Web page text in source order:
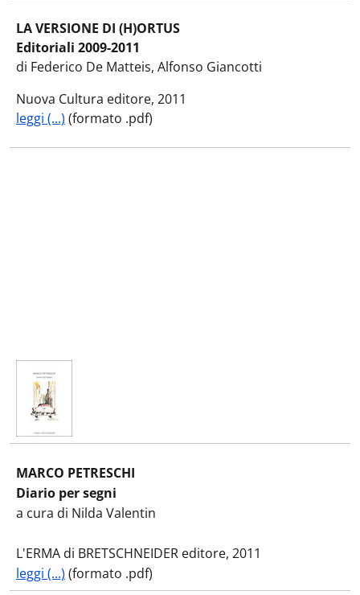
LA VERSIONE DI (H)ORTUS
Editoriali 2009-2011
di Federico De Matteis, Alfonso Giancotti
Nuova Cultura editore, 2011
leggi (...) (formato .pdf)
MARCO PETRESCHI
Diario per segni
a cura di Nilda Valentin
L'ERMA di BRETSCHNEIDER editore, 2011
leggi (...) (formato .pdf)